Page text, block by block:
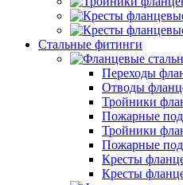
Стальные фитинги
Переходы
Отводы
Тройники
Пожарные
Тройники
Пожарные
Кресты
Кресты